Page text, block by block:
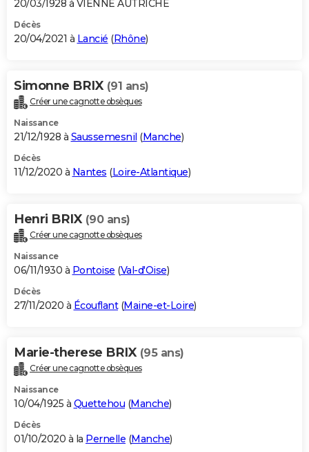
20/03/1928 à VIENNE AUTRICHE
Décès
20/04/2021 à Lancié (Rhône)
Simonne BRIX (91 ans)
Créer une cagnotte obsèques
Naissance
21/12/1928 à Saussemesnil (Manche)
Décès
11/12/2020 à Nantes (Loire-Atlantique)
Henri BRIX (90 ans)
Créer une cagnotte obsèques
Naissance
06/11/1930 à Pontoise (Val-d'Oise)
Décès
27/11/2020 à Écouflant(Maine-et-Loire)
Marie-therese BRIX (95 ans)
Créer une cagnotte obsèques
Naissance
10/04/1925 à Quettehou (Manche)
Décès
01/10/2020 à la Pernelle (Manche)